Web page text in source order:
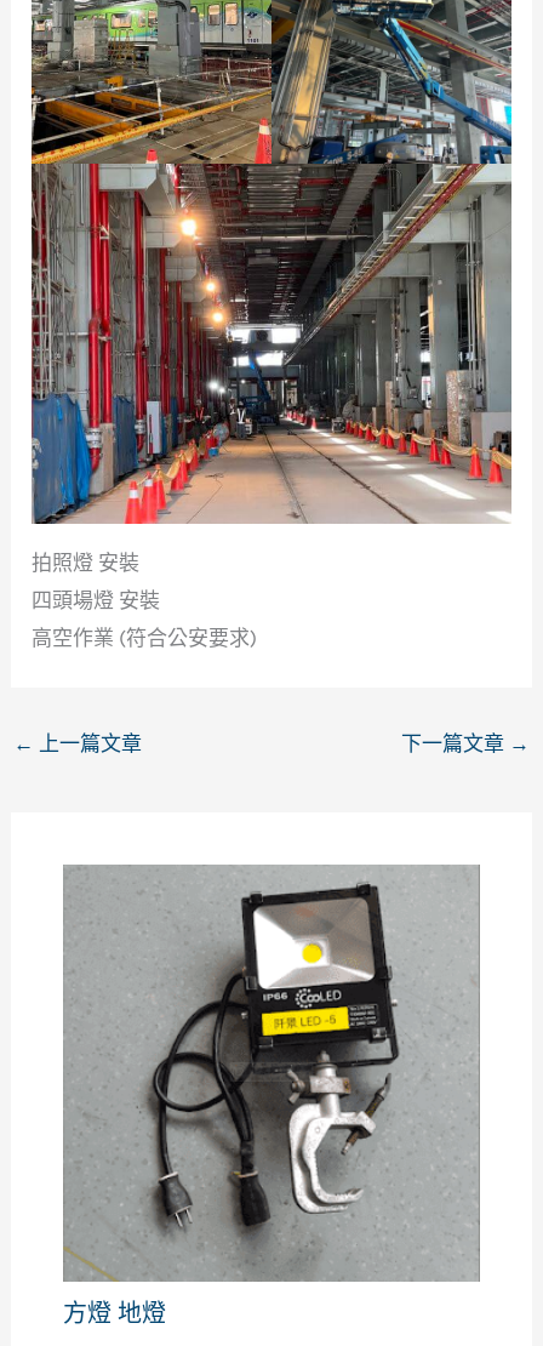
拍照燈 安裝
四頭場燈 安裝
高空作業 (符合公安要求)
← 上一篇文章 下一篇文章 →
方燈 地燈